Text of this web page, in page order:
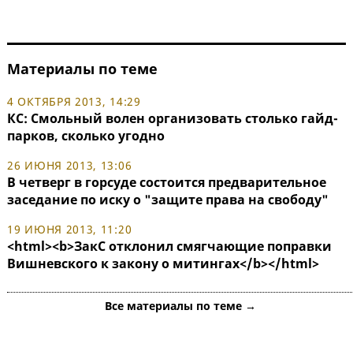
Материалы по теме
4 ОКТЯБРЯ 2013, 14:29
КС: Смольный волен организовать столько гайд-
парков, сколько угодно
26 ИЮНЯ 2013, 13:06
В четверг в горсуде состоится предварительное
заседание по иску о "защите права на свободу"
19 ИЮНЯ 2013, 11:20
<html><b>ЗакС отклонил смягчающие поправки
Вишневского к закону о митингах</b></html>
Все материалы по теме →